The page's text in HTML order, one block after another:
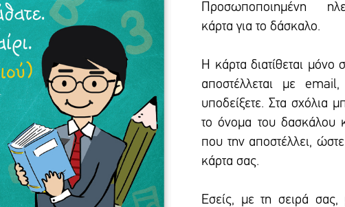
Προσωποποιημένη
κάρτα για το δάσκαλο.
Η κάρτα διατίθεται μόνο
αποστέλλεται με
υποδείξετε. Στα σχόλια
το όνομα του δασκάλου
που την αποστέλλει,
κάρτα σας.
Εσείς, με τη σειρά σας,